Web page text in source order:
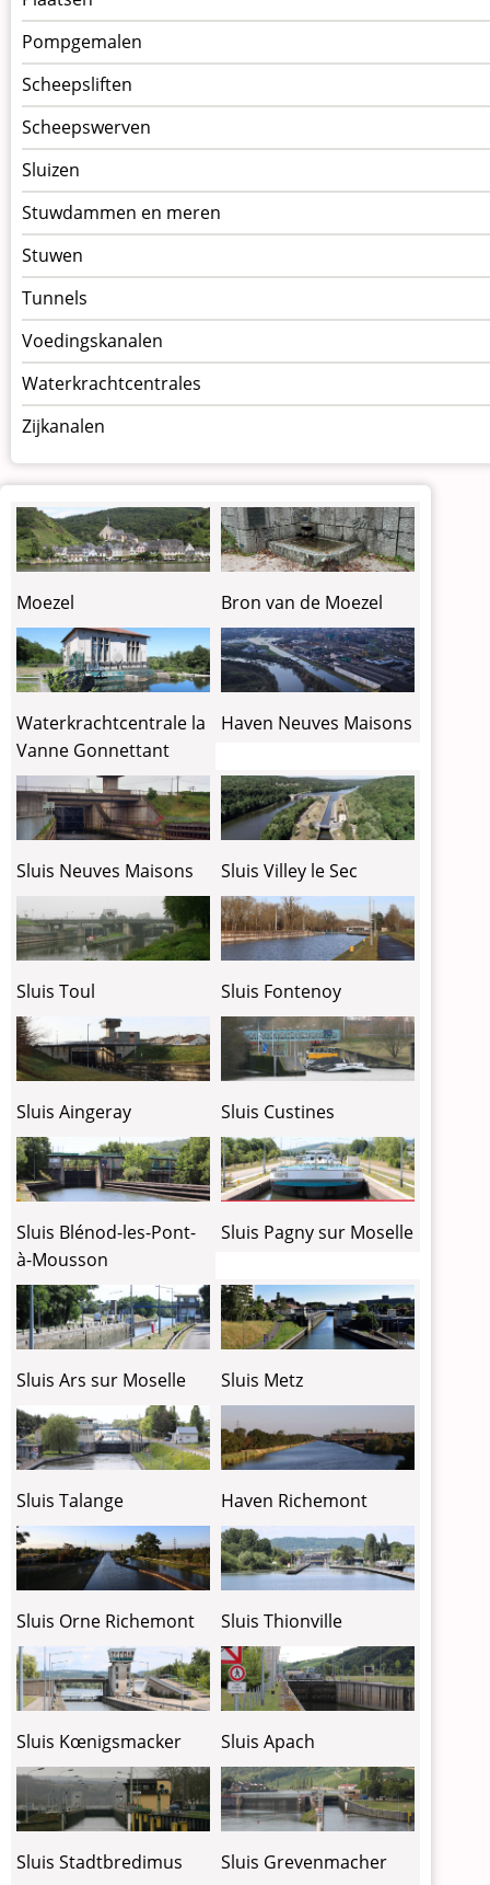
Pompgemalen
Scheepsliften
Scheepswerven
Sluizen
Stuwdammen en meren
Stuwen
Tunnels
Voedingskanalen
Waterkrachtcentrales
Zijkanalen
Moezel Bron van de Moezel
Waterkrachtcentrale la
Vanne Gonnettant
Haven Neuves Maisons
Sluis Neuves Maisons Sluis Villey le Sec
Sluis Toul Sluis Fontenoy
Sluis Aingeray Sluis Custines
Sluis Blénod-les-Pont-
à-Mousson
Sluis Pagny sur Moselle
Sluis Ars sur Moselle Sluis Metz
Sluis Talange Haven Richemont
Sluis Orne Richemont Sluis Thionville
Sluis Kœnigsmacker Sluis Apach
Sluis Stadtbredimus Sluis Grevenmacher